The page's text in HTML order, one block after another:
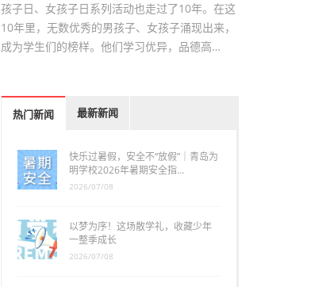
孩子日、女孩子日系列活动也走过了10年。在这
10年里，无数优秀的男孩子、女孩子涌现出来，
成为学生们的榜样。他们学习优异，品德高…
热门新闻 最新新闻
快乐过暑假，安全不“放假”｜青岛为
明学校2026年暑期安全指…
2026/07/08
以梦为序！这场散学礼，收藏少年
一整季成长
2026/07/08